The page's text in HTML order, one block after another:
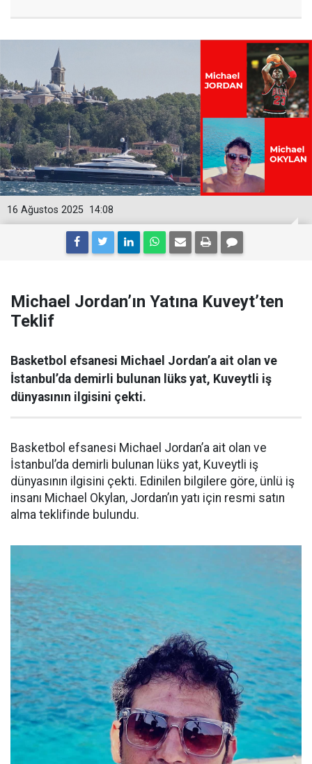
14:08
16 Ağustos 2025
Michael Jordan’ın Yatına Kuveyt’ten
Teklif
Basketbol efsanesi Michael Jordan’a ait olan ve
İstanbul’da demirli bulunan lüks yat, Kuveytli iş
dünyasının ilgisini çekti.
Basketbol efsanesi Michael Jordan’a ait olan ve
İstanbul’da demirli bulunan lüks yat, Kuveytli iş
dünyasının ilgisini çekti. Edinilen bilgilere göre, ünlü iş
insanı Michael Okylan, Jordan’ın yatı için resmi satın
alma teklifinde bulundu.